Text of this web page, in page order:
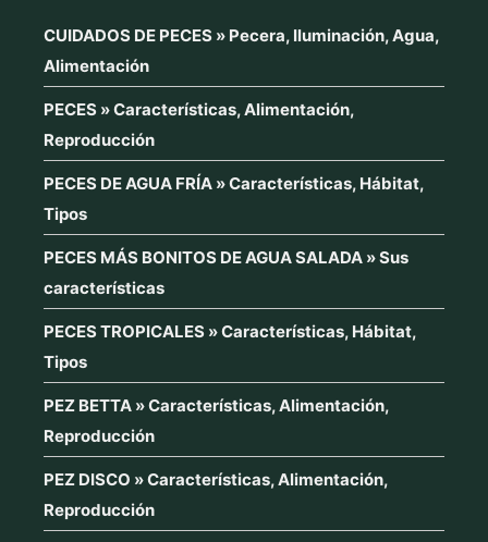
CUIDADOS DE PECES » Pecera, Iluminación, Agua,
Alimentación
PECES » Características, Alimentación,
Reproducción
PECES DE AGUA FRÍA » Características, Hábitat,
Tipos
PECES MÁS BONITOS DE AGUA SALADA » Sus
características
PECES TROPICALES » Características, Hábitat,
Tipos
PEZ BETTA » Características, Alimentación,
Reproducción
PEZ DISCO » Características, Alimentación,
Reproducción